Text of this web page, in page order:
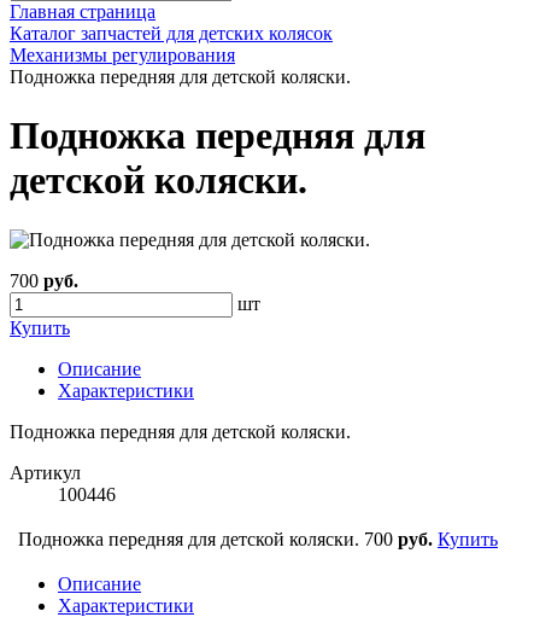
Главная страница
Каталог запчастей для детских колясок
Механизмы регулирования
Подножка передняя для детской коляски.
Подножка передняя для
детской коляски.
700 руб.
шт
Купить
Описание
Характеристики
Подножка передняя для детской коляски.
Артикул
100446
Подножка передняя для детской коляски. 700 руб. Купить
Описание
Характеристики